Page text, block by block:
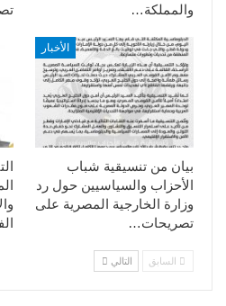
والمملكة…
الأخبار
بيان من تنسيقية شباب
الأحزاب والسياسيين حول رد
وزارة الخارجية المصرية على
تصريحات…
السابق التالي